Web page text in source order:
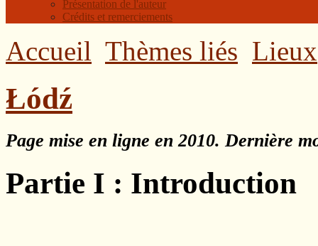
Présentation de l'auteur
Crédits et remerciements
Accueil Thèmes liés Lieux
Łódź
Page mise en ligne en 2010. Dernière
Partie I : Introduction